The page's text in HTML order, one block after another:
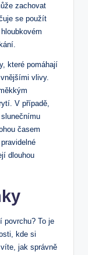
zachovat
se použít
které pomáhají
vlivy.
V případě,
časem
dlouhou
povrchu? To je
kde si
jak správně